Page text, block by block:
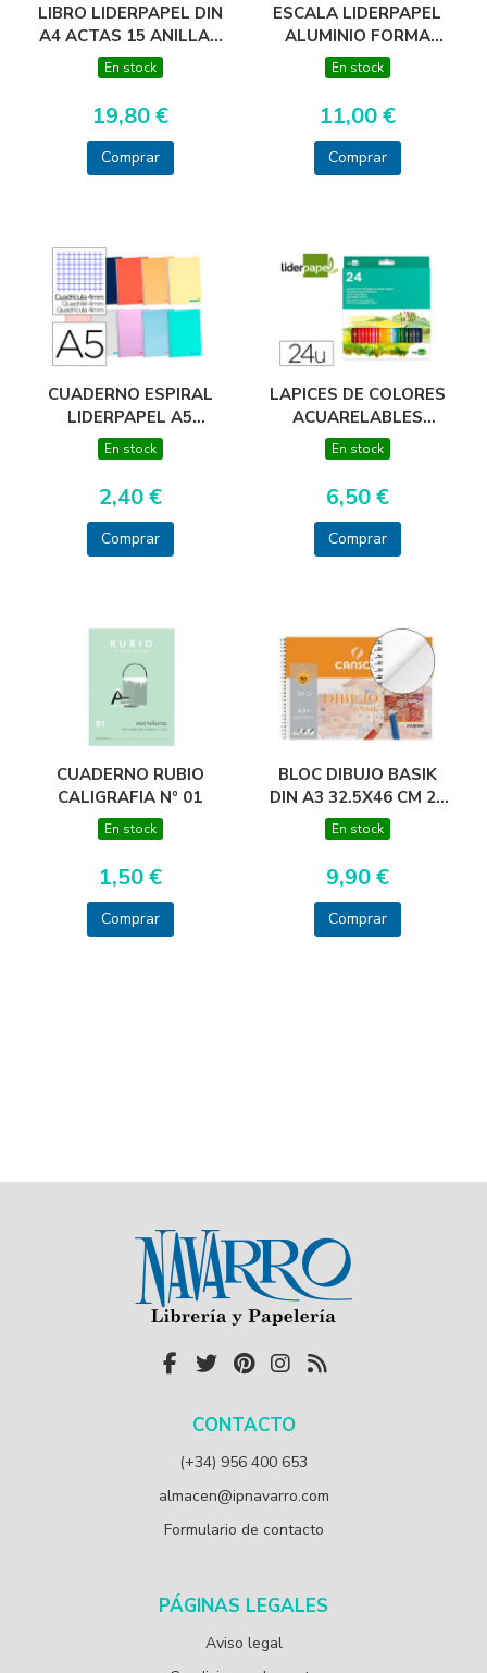
LIBRO LIDERPAPEL DIN
A4 ACTAS 15 ANILLAS
CON 100 HOJAS
MOVIBLES FOLIADAS
En stock
19,80 €
Comprar
ESCALA LIDERPAPEL
ALUMINIO FORMA
TRIANGULAR CON
FUNDA PROTECTORA
LONGITUD 30 CM 1:20
1:25/1:50/1:75/1:100/1:150
En stock
11,00 €
Comprar
CUADERNO ESPIRAL
LIDERPAPEL A5
WONDER TAPA
PLASTICO 80H 90G
CUADRO 4MM CON
MARGEN COLORES
SURTIDOS
En stock
2,40 €
Comprar
LAPICES DE COLORES
ACUARELABLES
LIDERPAPEL CAJA DE
24 COLORES
En stock
6,50 €
Comprar
CUADERNO RUBIO
CALIGRAFIA Nº 01
En stock
1,50 €
Comprar
BLOC DIBUJO BASIK
DIN A3 32.5X46 CM 20
HOJAS DE 150
GRAMOS
En stock
9,90 €
Comprar
CONTACTO
(+34) 956 400 653
almacen@ipnavarro.com
Formulario de contacto
PÁGINAS LEGALES
Aviso legal